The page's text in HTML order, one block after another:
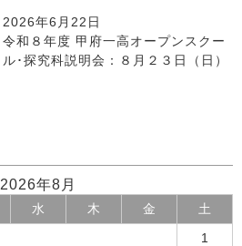
2026年6月22日
令和８年度 甲府一高オープンスクー
ル･探究科説明会：８月２３日（日）
2026年8月
水 木 金 土
1